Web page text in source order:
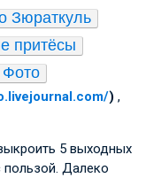
Зюраткуль
притёсы
Фото
) ,
5 выходных
пользой. Далеко